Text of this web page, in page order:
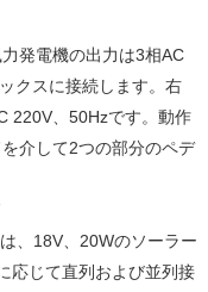
発電機の出力は3相AC
クスに接続します。右
220V、50Hzです。動作
介して2つの部分のペデ
、18V、20Wのソーラー
応じて直列および並列接